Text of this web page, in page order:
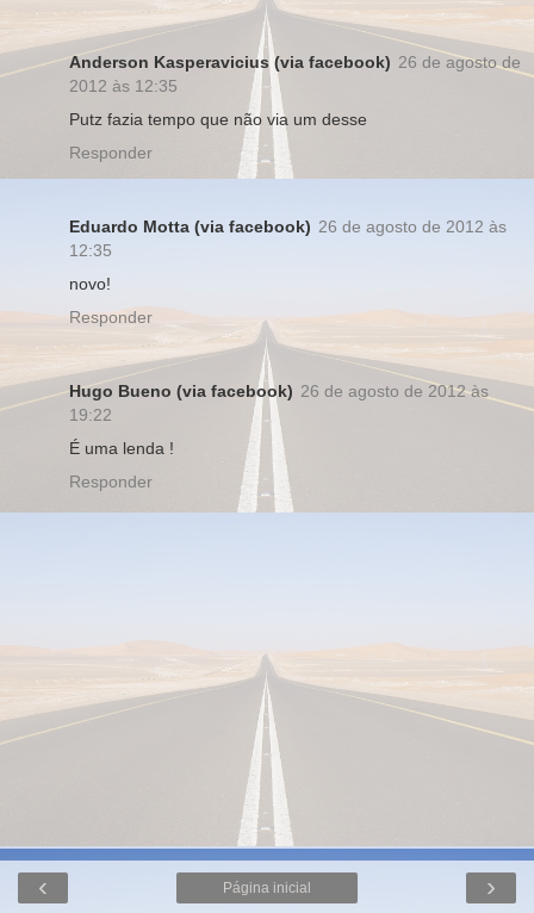
Anderson Kasperavicius (via facebook) 26 de agosto de
2012 às 12:35
Putz fazia tempo que não via um desse
Responder
Eduardo Motta (via facebook) 26 de agosto de 2012 às
12:35
novo!
Responder
Hugo Bueno (via facebook) 26 de agosto de 2012 às
19:22
É uma lenda !
Responder
‹ ›
Página inicial